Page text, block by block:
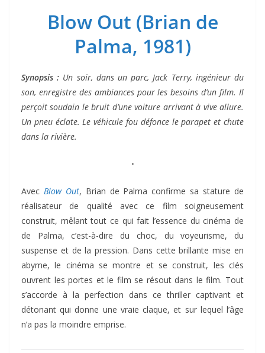
Blow Out (Brian de
Palma, 1981)
Synopsis : Un soir, dans un parc, Jack Terry, ingénieur du
son, enregistre des ambiances pour les besoins d’un film. Il
perçoit soudain le bruit d’une voiture arrivant à vive allure.
Un pneu éclate. Le véhicule fou défonce le parapet et chute
dans la rivière.
⋅
Avec Blow Out, Brian de Palma confirme sa stature de
réalisateur de qualité avec ce film soigneusement
construit, mêlant tout ce qui fait l’essence du cinéma de
de Palma, c’est-à-dire du choc, du voyeurisme, du
suspense et de la pression. Dans cette brillante mise en
abyme, le cinéma se montre et se construit, les clés
ouvrent les portes et le film se résout dans le film. Tout
s’accorde à la perfection dans ce thriller captivant et
détonant qui donne une vraie claque, et sur lequel l’âge
n’a pas la moindre emprise.